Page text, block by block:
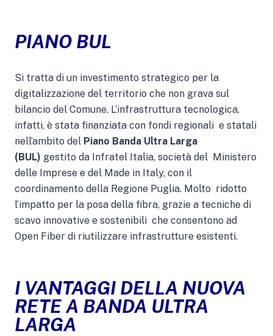
PIANO BUL
Si tratta di un investimento strategico per la
digitalizzazione del territorio che non grava sul
bilancio del Comune. L’infrastruttura tecnologica,
infatti, è stata finanziata con fondi regionali e statali
nell’ambito del Piano Banda Ultra Larga
(BUL) gestito da Infratel Italia, società del Ministero
delle Imprese e del Made in Italy, con il
coordinamento della Regione Puglia. Molto ridotto
l’impatto per la posa della fibra, grazie a tecniche di
scavo innovative e sostenibili che consentono ad
Open Fiber di riutilizzare infrastrutture esistenti.
I VANTAGGI DELLA NUOVA
RETE A BANDA ULTRA
LARGA